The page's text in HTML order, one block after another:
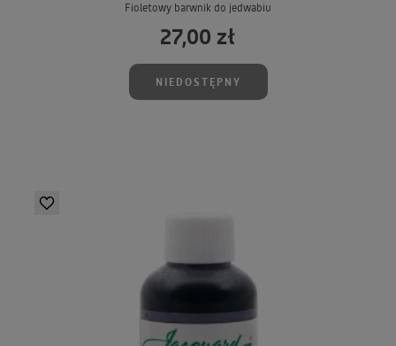
Fioletowy barwnik do jedwabiu
27,00 zł
NIEDOSTĘPNY